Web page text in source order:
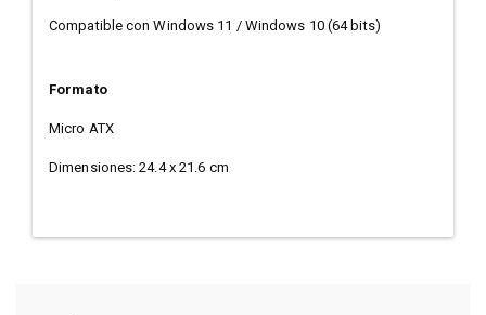
Compatible con Windows 11 / Windows 10 (64 bits)
Formato
Micro ATX
Dimensiones: 24.4 x 21.6 cm